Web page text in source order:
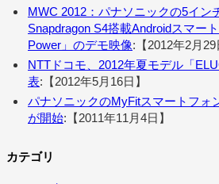
MWC 2012：パナソニックの5イン
Snapdragon S4搭載Androidスマー
Power」のデモ映像:【2012年2月29
NTTドコモ、2012年夏モデル「
表:【2012年5月16日】
パナソニックのMyFitスマートフォ
が開始:【2011年11月4日】
カテゴリ